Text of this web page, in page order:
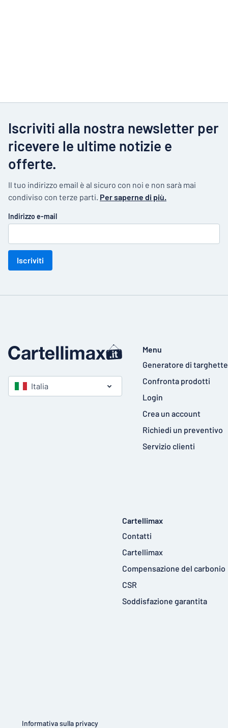
Iscriviti alla nostra newsletter per
ricevere le ultime notizie e
offerte.
Il tuo indirizzo email è al sicuro con noi e non sarà mai
condiviso con terze parti. Per saperne di più.
Indirizzo e-mail
Iscriviti
Italia
Menu
Generatore di targhette
Confronta prodotti
Login
Crea un account
Richiedi un preventivo
Servizio clienti
Cartellimax
Contatti
Cartellimax
Compensazione del carbonio
CSR
Soddisfazione garantita
Informativa sulla privacy